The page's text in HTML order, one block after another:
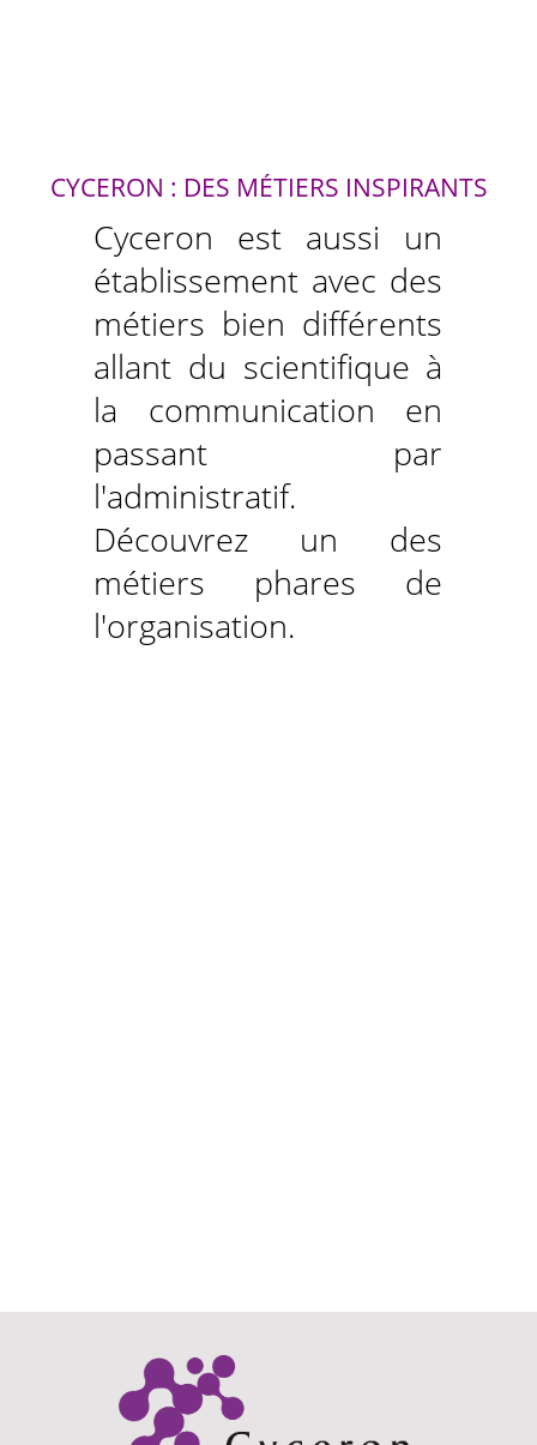
CYCERON : DES MÉTIERS INSPIRANTS
Cyceron est aussi un
établissement avec des
métiers bien différents
allant du scientifique à
la communication en
passant par
l'administratif.
Découvrez un des
métiers phares de
l'organisation.